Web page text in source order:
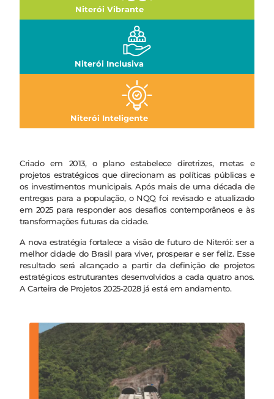
Niterói Vibrante
Niterói Inclusiva
Niterói Inteligente
Criado em 2013, o plano estabelece diretrizes, metas e
projetos estratégicos que direcionam as políticas públicas e
os investimentos municipais. Após mais de uma década de
entregas para a população, o NQQ foi revisado e atualizado
em 2025 para responder aos desafios contemporâneos e às
transformações futuras da cidade.
A nova estratégia fortalece a visão de futuro de Niterói: ser a
melhor cidade do Brasil para viver, prosperar e ser feliz. Esse
resultado será alcançado a partir da definição de projetos
estratégicos estruturantes desenvolvidos a cada quatro anos.
A Carteira de Projetos 2025-2028 já está em andamento.